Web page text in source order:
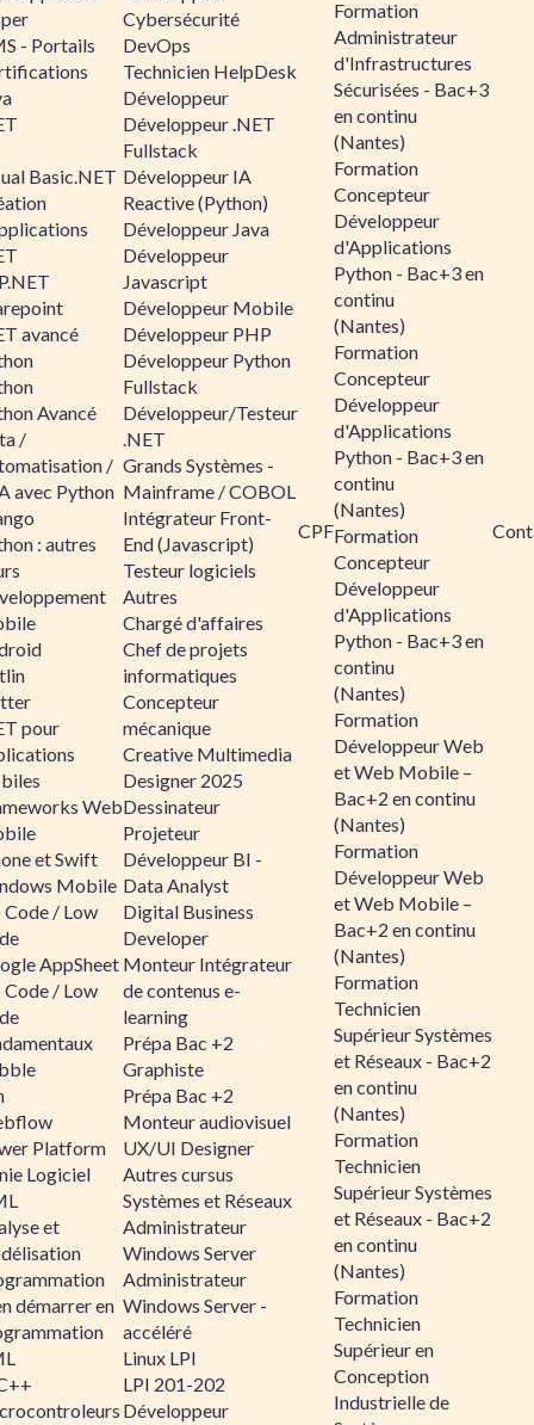
- Portails
Basic.NET
avancé
Avancé
/
/
avec Python
: autres
pour
Web
et Swift
Mobile
/ Low
AppSheet
/ Low
Platform
Logiciel
et
démarrer en
Cybersécurité
DevOps
Technicien HelpDesk
Développeur
Développeur .NET
Fullstack
Développeur IA
Reactive (Python)
Développeur Java
Développeur
Javascript
Développeur Mobile
Développeur PHP
Développeur Python
Fullstack
Développeur/Testeur
.NET
Grands Systèmes -
Mainframe / COBOL
Intégrateur Front-
End (Javascript)
Testeur logiciels
Autres
Chargé d'affaires
Chef de projets
informatiques
Concepteur
mécanique
Creative Multimedia
Designer 2025
Dessinateur
Projeteur
Développeur BI -
Data Analyst
Digital Business
Developer
Monteur Intégrateur
de contenus e-
learning
Prépa Bac +2
Graphiste
Prépa Bac +2
Monteur audiovisuel
UX/UI Designer
Autres cursus
Systèmes et Réseaux
Administrateur
Windows Server
Administrateur
Windows Server -
accéléré
Linux LPI
LPI 201-202
Développeur
CPF
Formation
Administrateur
d'Infrastructures
Sécurisées - Bac+3
en continu
(Nantes)
Formation
Concepteur
Développeur
d'Applications
Python - Bac+3 en
continu
(Nantes)
Formation
Concepteur
Développeur
d'Applications
Python - Bac+3 en
continu
(Nantes)
Formation
Concepteur
Développeur
d'Applications
Python - Bac+3 en
continu
(Nantes)
Formation
Développeur Web
et Web Mobile –
Bac+2 en continu
(Nantes)
Formation
Développeur Web
et Web Mobile –
Bac+2 en continu
(Nantes)
Formation
Technicien
Supérieur Systèmes
et Réseaux - Bac+2
en continu
(Nantes)
Formation
Technicien
Supérieur Systèmes
et Réseaux - Bac+2
en continu
(Nantes)
Formation
Technicien
Supérieur en
Conception
Industrielle de